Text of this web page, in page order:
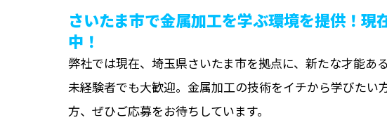
さいたま市で金属加工を学ぶ環境を提供！現
中！
弊社では現在、埼玉県さいたま市を拠点に、新たな才能あ
未経験者でも大歓迎。金属加工の技術をイチから学びたい
方、ぜひご応募をお待ちしています。